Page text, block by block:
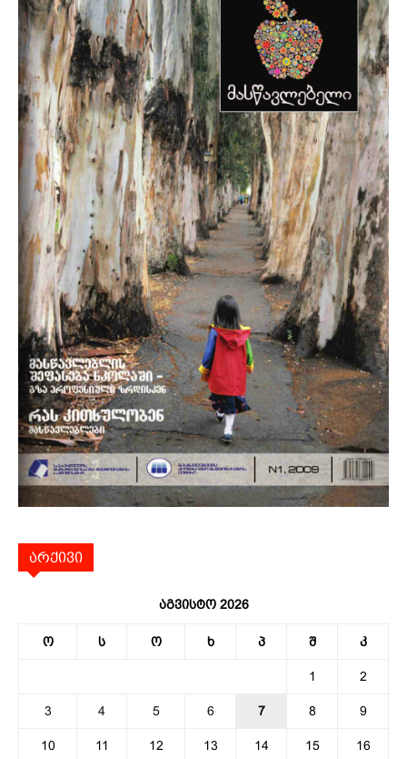
არქივი
აგვისტო 2026
ო ს ო ხ პ შ კ
1 2
3 4 5 6 7 8 9
10 11 12 13 14 15 16